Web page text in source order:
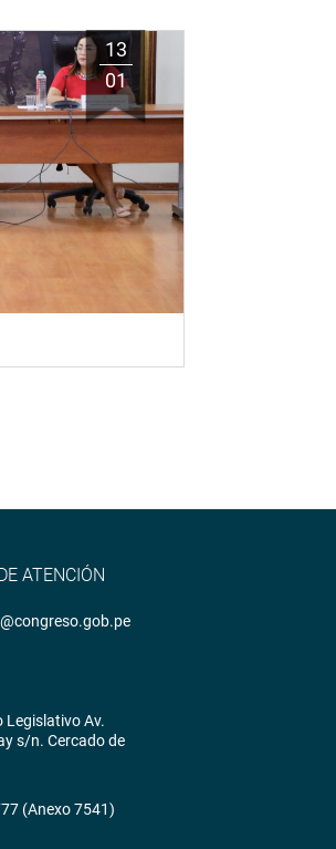
13
01
ATENCIÓN
Legislativo Av.
s/n. Cercado de
(Anexo 7541)